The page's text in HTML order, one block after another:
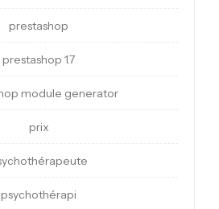
prestashop
prestashop 1.7
module generator
prix
psychothérapi